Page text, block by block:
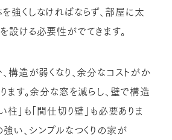
強くしなければならず、部屋に太
設ける必要性がでてきます。
構造が弱くなり、余分なコストがか
ます。余分な窓を減らし、壁で構造
柱」も「間仕切り壁」も必要ありま
い、シンプルなつくりの家が